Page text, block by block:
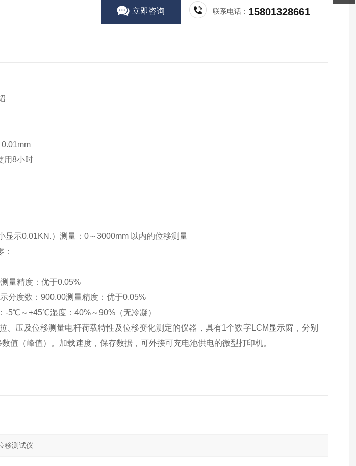
立即咨询 联系电话： 15801328661
用8小时
显示0.01KN.）测量：0～3000mm 以内的位移测量
：
量精度：优于0.05%
分度数：900.00测量精度：优于0.05%
-5℃～+45℃湿度：40%～90%（无冷凝）
、压及位移测量电杆荷载特性及位移变化测定的仪器，具有1个数字LCM显示窗，分别
值（峰值）。加载速度，保存数据，可外接可充电池供电的微型打印机。